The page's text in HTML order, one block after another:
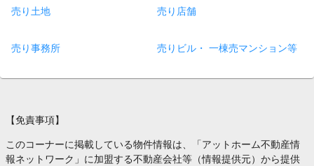
売り土地 売り店舗
売り事務所 売りビル・ 一棟売マンション等
【免責事項】
このコーナーに掲載している物件情報は、「アットホーム不動産情
報ネットワーク」に加盟する不動産会社等（情報提供元）から提供